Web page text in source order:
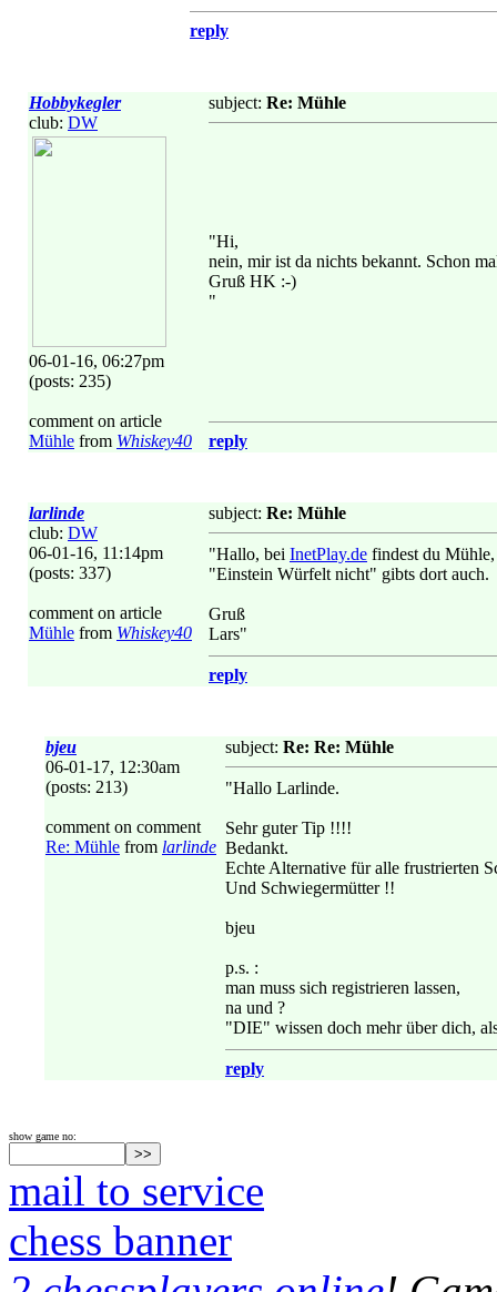
reply
Hobbykegler
club: DW
06-01-16, 06:27pm
(posts: 235)
comment on article
Mühle from Whiskey40
subject: Re: Mühle
"Hi,
nein, mir ist da nichts bekannt. Schon
Gruß HK :-)
"
reply
larlinde
club: DW
06-01-16, 11:14pm
(posts: 337)
comment on article
Mühle from Whiskey40
subject: Re: Mühle
"Hallo, bei InetPlay.de findest du Mühle,
"Einstein Würfelt nicht" gibts dort auch.
Gruß
Lars"
reply
bjeu
06-01-17, 12:30am
(posts: 213)
comment on comment
Re: Mühle from larlinde
subject: Re: Re: Mühle
"Hallo Larlinde.
Sehr guter Tip !!!!
Bedankt.
Echte Alternative für alle frustrierten
Und Schwiegermütter !!
bjeu
p.s. :
man muss sich registrieren lassen,
na und ?
"DIE" wissen doch mehr über dich,
reply
show game no:
mail to service
chess banner